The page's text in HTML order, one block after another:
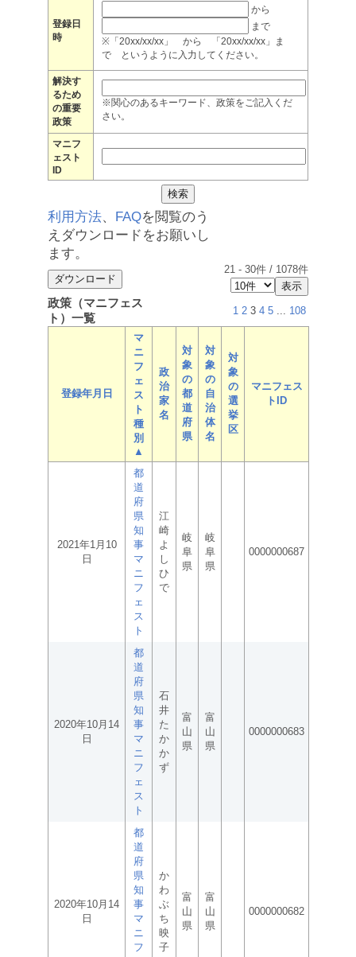
登録日
時
から
まで
※「20xx/xx/xx」 から 「20xx/xx/xx」ま
で というように入力してください。
解決す
るため
の重要
政策
※関心のあるキーワード、政策をご記入くだ
さい。
マニフ
ェスト
ID
利用方法、 FAQを閲覧のう
えダウンロードをお願いし
ます。
21 - 30件 / 1078件
政策（マニフェス
ト）一覧
1 2 3 4 5 ... 108
登録年月日
マ
ニ
フ
ェ
ス
ト
種
別
▲
政
治
家
名
対
象
の
都
道
府
県
対
象
の
自
治
体
名
対
象
の
選
挙
区
マニフェス
トID
2021年1月10
日
都
道
府
県
知
事
マ
ニ
フ
ェ
ス
ト
江
崎
よ
し
ひ
で
岐
阜
県
岐
阜
県
0000000687
2020年10月14
日
都
道
府
県
知
事
マ
ニ
フ
ェ
ス
ト
石
井
た
か
か
ず
富
山
県
富
山
県
0000000683
2020年10月14
日
都
道
府
県
知
事
マ
ニ
フ
か
わ
ぶ
ち
映
子
富
山
県
富
山
県
0000000682